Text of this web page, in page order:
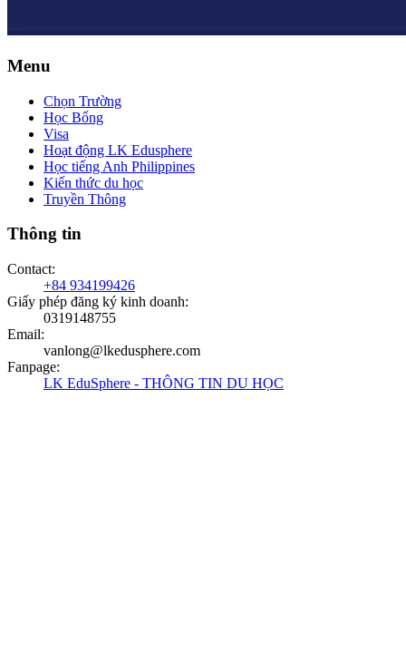
Menu
Chọn Trường
Học Bổng
Visa
Hoạt động LK Edusphere
Học tiếng Anh Philippines
Kiến thức du học
Truyền Thông
Thông tin
Contact:
+84 934199426
Giấy phép đăng ký kinh doanh:
0319148755
Email:
vanlong@lkedusphere.com
Fanpage:
LK EduSphere - THÔNG TIN DU HỌC